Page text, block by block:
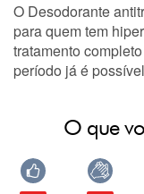
O Desodorante
para quem tem
tratamento
período já é
O que